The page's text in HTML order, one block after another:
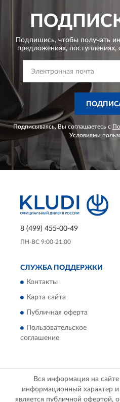
Подпишись, чтобы получать
предложениях,
Подписываясь, Вы соглашаетесь с
Условиями
8 (499) 455-00-49
ПН-ВС 9:00-21:00
СЛУЖБА ПОДДЕРЖКИ
Контакты
Карта сайта
Публичная оферта
Пользовательское
соглашение
Вся информация на
информационный характер и
является публичной офертой,